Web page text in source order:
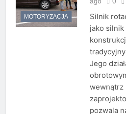
MOTORYZACJA
Silnik
jako silnik
Jego
wewnątrz
pozwala